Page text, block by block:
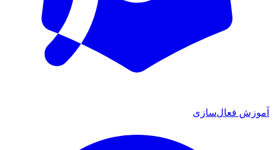
فعال‌سازی